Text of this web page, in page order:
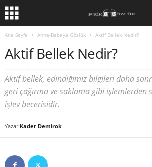
Ana Sayfa Anne-Babaya Gözlük Aktif Bellek Nedir?
Aktif Bellek Nedir?
Aktif bellek, edindiğimiz bilgileri daha
geri çağırma ve saklama gibi işlemlerden
işlev becerisidir.
Yazar Kader Demirok -